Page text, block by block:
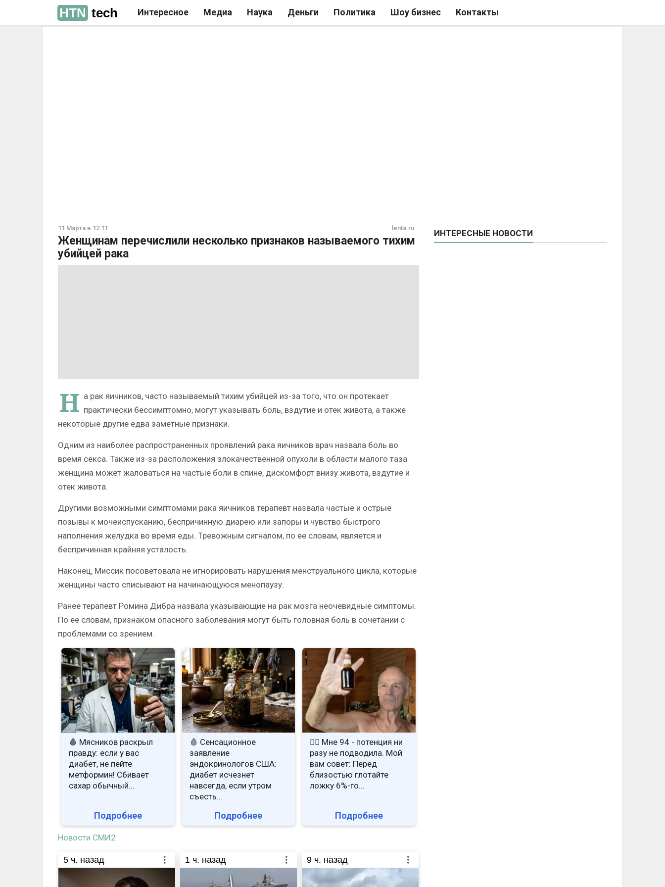
HTN tech Интересное Медиа Наука Деньги Политика Шоу бизнес Контакты
11 Марта в 12:11 lenta.ru
Женщинам перечислили несколько признаков называемого тихим
убийцей рака
Н а рак яичников, часто называемый тихим убийцей из-за того, что он протекает
практически бессимптомно, могут указывать боль, вздутие и отек живота, а также
некоторые другие едва заметные признаки.
Одним из наиболее распространенных проявлений рака яичников врач назвала боль во
время секса. Также из-за расположения злокачественной опухоли в области малого таза
женщина может жаловаться на частые боли в спине, дискомфорт внизу живота, вздутие и
отек живота.
Другими возможными симптомами рака яичников терапевт назвала частые и острые
позывы к мочеиспусканию, беспричинную диарею или запоры и чувство быстрого
наполнения желудка во время еды. Тревожным сигналом, по ее словам, является и
беспричинная крайняя усталость.
Наконец, Миссик посоветовала не игнорировать нарушения менструального цикла, которые
женщины часто списывают на начинающуюся менопаузу.
Ранее терапевт Ромина Дибра назвала указывающие на рак мозга неочевидные симптомы.
По ее словам, признаком опасного заболевания могут быть головная боль в сочетании с
проблемами со зрением.
🩸 Мясников раскрыл
правду: если у вас
диабет, не пейте
метформин! Сбивает
сахар обычный...
Подробнее
🩸 Сенсационное
заявление
эндокринологов США:
диабет исчезнет
навсегда, если утром
съесть...
Подробнее
❤️‍🔥 Мне 94 - потенция ни
разу не подводила. Мой
вам совет: Перед
близостью глотайте
ложку 6%-го...
Подробнее
Новости СМИ2
5 ч. назад 1 ч. назад 9 ч. назад
ИНТЕРЕСНЫЕ НОВОСТИ